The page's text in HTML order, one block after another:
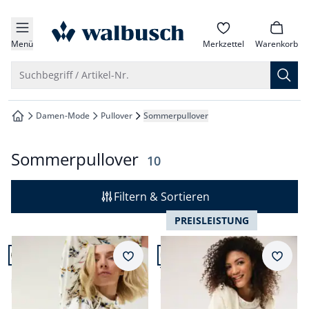
springen
springen
springen
springen
Menü zur Startseite Merkzettel Warenkorb
Suchbegriff / Artikel-Nr.
zur Startseite
Damen-Mode Pullover Sommerpullover
Sommerpullover Ergebnisse
10
Filtern & Sortieren
Artikel 1 von 10.
Baumwoll-Sweatshirt
4,7 (157)
Merkzettel
Artikel 2 von 10.
PREISLEISTUNG
Twinset Ajour
4,5 (17)